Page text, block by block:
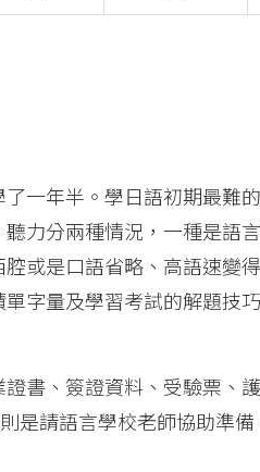
一年半。學日語初期最難
力分兩種情況，一種是語
或是口語省略、高語速變
字量及學習考試的解題技巧
書、簽證資料、受驗票、
是請語言學校老師協助準備